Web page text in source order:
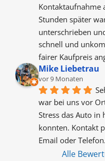
Kontaktaufnahme
Stunden später
unterschrieben
schnell und
fairer Kaufpreis
Mike Liebetrau
vor 9 Monaten
war bei uns vor
Stress das Auto in
konnten. Kontakt
Email oder
Alle